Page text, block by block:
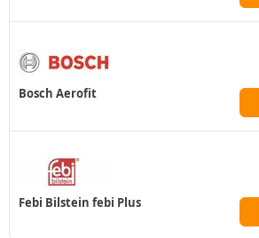
Bosch Aerofit
Febi Bilstein febi Plus